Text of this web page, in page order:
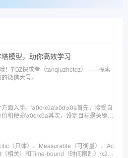
模型，助你高效学习
！TQZ探求者（tanqiuzhetqz）——探索
微信大号。
面入手。\x0d\x0a\x0d\x0a首先，接受自
和使命\x0d\x0a其次，设定目标是关键，
的压力\x0d\x0a最后，关注健康是必要的
（具体）、Measurable（可衡量）、Ac
相关）和Time-bound（时间限制）\x26q